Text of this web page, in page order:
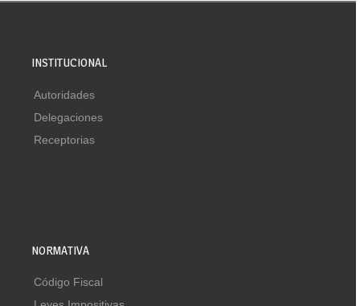
INSTITUCIONAL
Autoridades
Delegaciones
Receptorias
NORMATIVA
Código Fiscal